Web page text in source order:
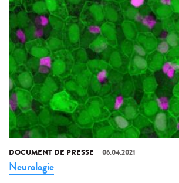
DOCUMENT DE PRESSE 06.04.2021
Neurologie